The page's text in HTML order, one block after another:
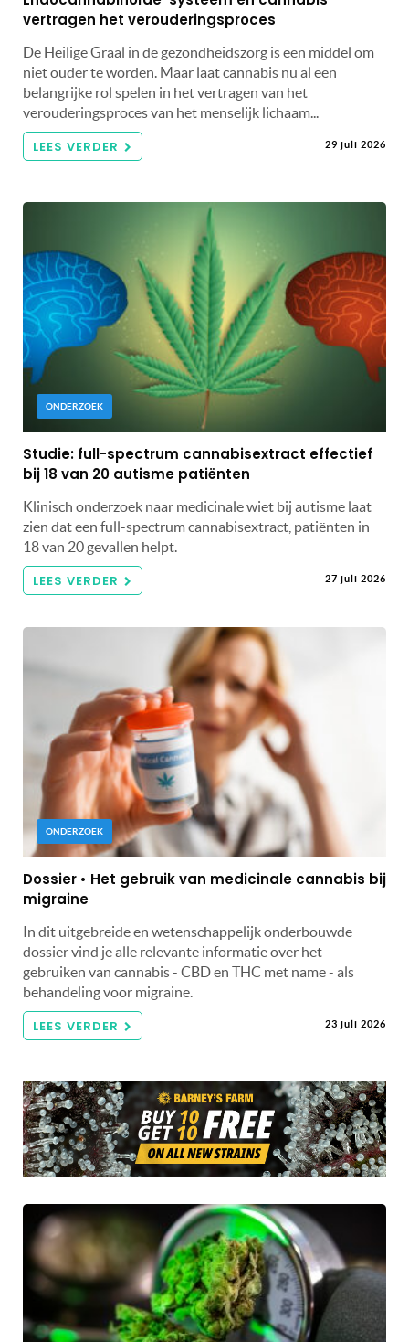
vertragen het verouderingsproces
De Heilige Graal in de gezondheidszorg is een middel om
niet ouder te worden. Maar laat cannabis nu al een
belangrijke rol spelen in het vertragen van het
verouderingsproces van het menselijk lichaam...
LEES VERDER 29 juli 2026
ONDERZOEK
Studie: full-spectrum cannabisextract effectief
bij 18 van 20 autisme patiënten
Klinisch onderzoek naar medicinale wiet bij autisme laat
zien dat een full-spectrum cannabisextract, patiënten in
18 van 20 gevallen helpt.
LEES VERDER 27 juli 2026
ONDERZOEK
Dossier • Het gebruik van medicinale cannabis bij
migraine
In dit uitgebreide en wetenschappelijk onderbouwde
dossier vind je alle relevante informatie over het
gebruiken van cannabis - CBD en THC met name - als
behandeling voor migraine.
LEES VERDER 23 juli 2026